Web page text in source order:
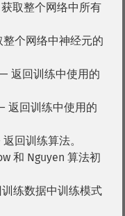
取整个网络中所有
个网络中神经元的
— 返回训练中使用的
返回训练中使用的
回训练算法。
和 Nguyen 算法初
练数据中训练模式